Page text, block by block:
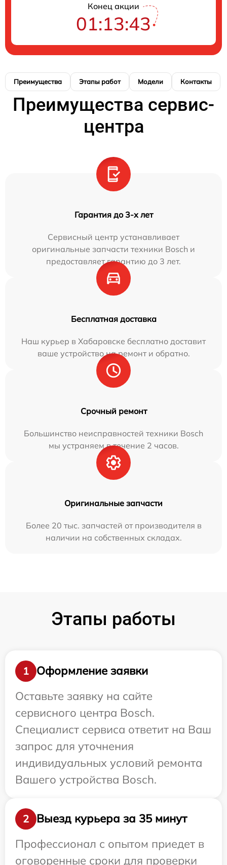
Конец акции
01:13:41
Преимущества Этапы работ Модели Контакты
Преимущества сервис-
центра
Гарантия до 3-х лет
Сервисный центр устанавливает
оригинальные запчасти техники Bosch и
предоставляет гарантию до 3 лет.
Бесплатная доставка
Наш курьер в Хабаровске бесплатно доставит
ваше устройство на ремонт и обратно.
Срочный ремонт
Большинство неисправностей техники Bosch
мы устраняем в течение 2 часов.
Оригинальные запчасти
Более 20 тыс. запчастей от производителя в
наличии на собственных складах.
Этапы работы
1
Оформление заявки
Оставьте заявку на сайте
сервисного центра Bosch.
Специалист сервиса ответит на Ваш
запрос для уточнения
индивидуальных условий ремонта
Вашего устройства Bosch.
2
Выезд курьера за 35 минут
Профессионал с опытом приедет в
оговоренные сроки для проверки